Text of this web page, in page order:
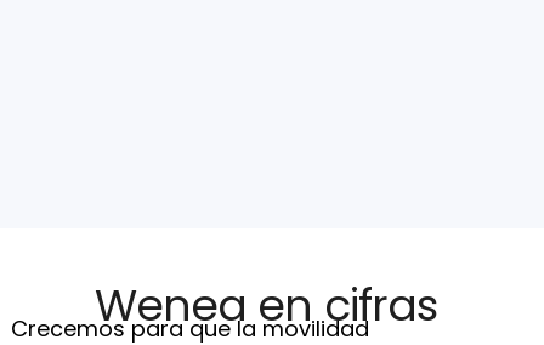
Wenea en cifras
Crecemos para que la movilidad